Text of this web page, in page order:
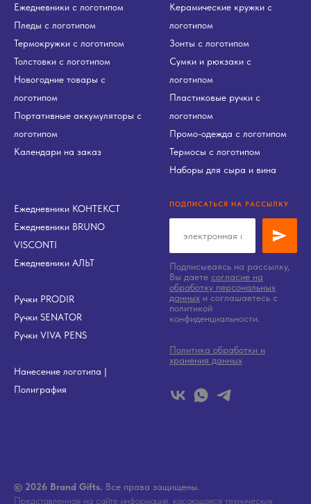
Ежедневники с логотипом
Пледы с логотипом
Термокружки с логотипом
Толстовки с логотипом
Новогодние товары с
логотипом
Портативные аккумуляторы с
логотипом
Календари на заказ
Керамические кружки с
логотипом
Зонты с логотипом
Сумки и рюкзаки с
логотипом
Пластиковые ручки с
логотипом
Промо-одежда с логотипом
Термосы с логотипом
Наборы для сыра и вина
Ежедневники КОНТЕКСТ
Ежедневники BRUNO
VISCONTI
Ежедневники АЛЬТ
Ручки PRODIR
Ручки SENATOR
Ручки VIVA PENS
Нанесение логотипа |
Полиграфия
ПОДПИСАТЬСЯ НА РАССЫЛКУ
Подписываясь на рассылку,
Вы даете согласие на
обработку персональных
данных и соглашаетесь c
политикой
конфиденциальности.
Политика обработки и
хранения данных
© 2026 Brand Gifts. Все права защищены.
Представленная на сайте информация, касающаяся технических